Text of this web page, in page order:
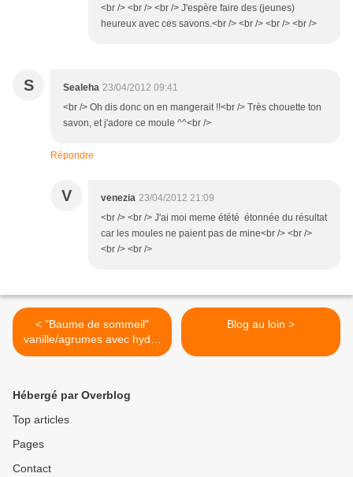
<br /> <br /> <br /> J'espère faire des (jeunes)
heureux avec ces savons.<br /> <br /> <br /> <br />
S Sealeha 23/04/2012 09:41
<br /> Oh dis donc on en mangerait !!<br /> Très chouette ton
savon, et j'adore ce moule ^^<br />
Répondre
V venezia 23/04/2012 21:09
<br /> <br /> J'ai moi meme étété étonnée du résultat
car les moules ne paient pas de mine<br /> <br />
<br /> <br />
< "Baume de sommeil"
vanille/agrumes avec hydro
glycériné
Blog au loin >
Hébergé par Overblog
Top articles
Pages
Contact